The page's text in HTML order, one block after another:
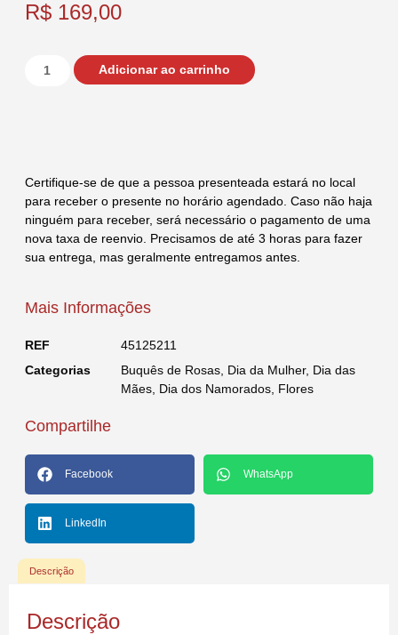
R$ 169,00
Adicionar ao carrinho
Certifique-se de que a pessoa presenteada estará no local
para receber o presente no horário agendado. Caso não haja
ninguém para receber, será necessário o pagamento de uma
nova taxa de reenvio. Precisamos de até 3 horas para fazer
sua entrega, mas geralmente entregamos antes.
Mais Informações
REF
45125211
Categorias
Buquês de Rosas Dia da Mulher, Dia das
Mães Dia dos Namorados Flores
Compartilhe
Facebook WhatsApp
LinkedIn
Descrição
Descrição